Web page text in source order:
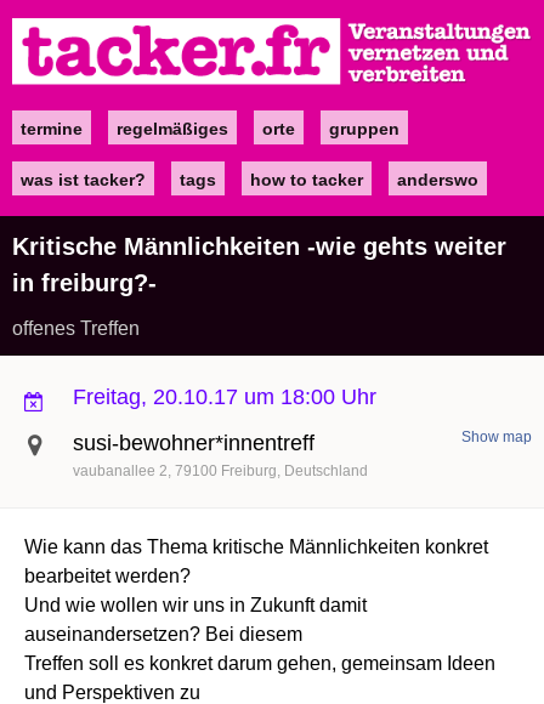
zum
Inhalt
Maintermine regelmäßiges orte gruppen
was ist tacker? tags how to tacker anderswo
Kritische Männlichkeiten -wie gehts weiter
in freiburg?-
offenes Treffen
Freitag, 20.10.17 um 18:00 Uhr
susi-bewohner*innentreff
vaubanallee 2 79100 Freiburg Deutschland
Show map
Wie kann das Thema kritische Männlichkeiten konkret
bearbeitet werden?
Und wie wollen wir uns in Zukunft damit
auseinandersetzen? Bei diesem
Treffen soll es konkret darum gehen, gemeinsam Ideen
und Perspektiven zu